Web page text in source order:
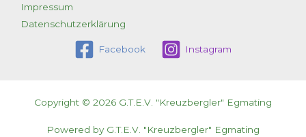
Impressum
Datenschutzerklärung
Facebook Instagram
Copyright © 2026 G.T.E.V. "Kreuzbergler" Egmating
Powered by G.T.E.V. "Kreuzbergler" Egmating